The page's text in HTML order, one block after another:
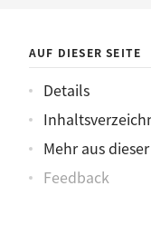
AUF DIESER SEITE
Details
Mehr aus
Feedback